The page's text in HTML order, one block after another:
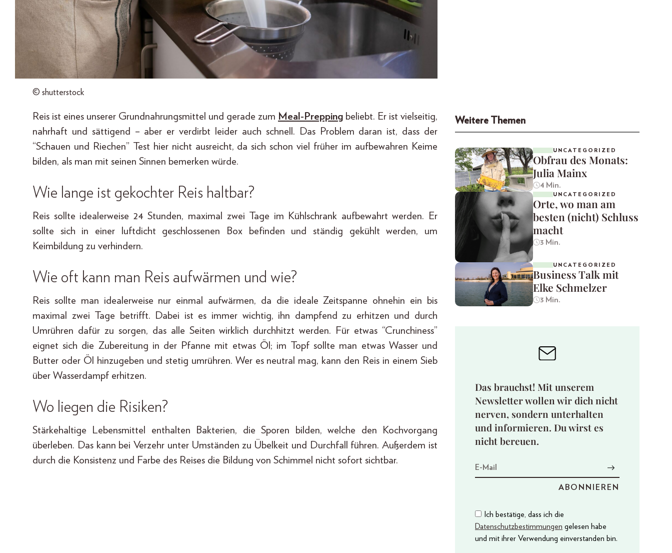
© shutterstock
Reis ist eines unserer Grundnahrungsmittel und gerade zum Meal- Prepping beliebt. Er ist vielseitig,
nahrhaft und sättigend – aber er verdirbt leider auch schnell. Das Problem daran ist, dass der
“Schauen und Riechen” Test hier nicht ausreicht, da sich schon viel früher im aufbewahren Keime
bilden, als man mit seinen Sinnen bemerken würde.
Wie lange ist gekochter Reis haltbar?
Reis sollte idealerweise 24 Stunden, maximal zwei Tage im Kühlschrank aufbewahrt werden. Er
sollte sich in einer luftdicht geschlossenen Box befinden und ständig gekühlt werden, um
Keimbildung zu verhindern.
Wie oft kann man Reis aufwärmen und wie?
Reis sollte man idealerweise nur einmal aufwärmen, da die ideale Zeitspanne ohnehin ein bis
maximal zwei Tage betrifft. Dabei ist es immer wichtig, ihn dampfend zu erhitzen und durch
Umrühren dafür zu sorgen, das alle Seiten wirklich durchhitzt werden. Für etwas “Crunchiness”
eignet sich die Zubereitung in der Pfanne mit etwas Öl; im Topf sollte man etwas Wasser und
Butter oder Öl hinzugeben und stetig umrühren. Wer es neutral mag, kann den Reis in einem Sieb
über Wasserdampf erhitzen.
Wo liegen die Risiken?
Stärkehaltige Lebensmittel enthalten Bakterien, die Sporen bilden, welche den Kochvorgang
überleben. Das kann bei Verzehr unter Umständen zu Übelkeit und Durchfall führen. Außerdem ist
durch die Konsistenz und Farbe des Reises die Bildung von Schimmel nicht sofort sichtbar.
Weitere Themen
UNCATEGORIZED
Obfrau des Monats:
Julia Mainx
4 Min.
UNCATEGORIZED
Orte, wo man am
besten (nicht) Schluss
macht
3 Min.
UNCATEGORIZED
Business Talk mit
Elke Schmelzer
3 Min.
Das brauchst! Mit unserem
Newsletter wollen wir dich nicht
nerven, sondern unterhalten
und informieren. Du wirst es
nicht bereuen.
Ich bestätige, dass ich die
Datenschutzbestimmungen gelesen habe
und mit ihrer Verwendung einverstanden bin.